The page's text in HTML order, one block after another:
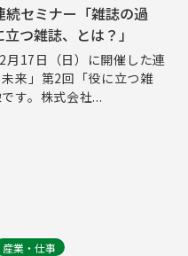
セミナー「雑誌の過
つ雑誌、とは？」
17日（日）に開催した連
来」第2回「役に立つ雑
す。株式会社...
産業・仕事